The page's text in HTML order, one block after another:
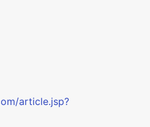
article.jsp?